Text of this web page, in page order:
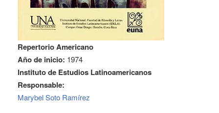
Repertorio Americano
Año de inicio: 1974
Instituto de Estudios Latinoamericanos
Responsable:
Marybel Soto Ramírez